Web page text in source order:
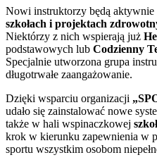
Nowi instruktorzy będą aktywnie
szkołach i projektach
Niektórzy z nich wspierają już
podstawowych lub Codzienny
Specjalnie utworzona grupa
długotrwałe zaangażowanie.
Dzięki wsparciu organizacji
udało się zainstalować nowe
także w hali wspinaczkowej
krok w kierunku zapewnienia w
sportu wszystkim osobom